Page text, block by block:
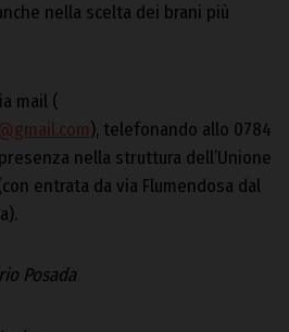
nella scelta dei brani più
mail (
), telefonando allo 0784
nella struttura dell’Unione
entrata da via Flumendosa dal
Posada